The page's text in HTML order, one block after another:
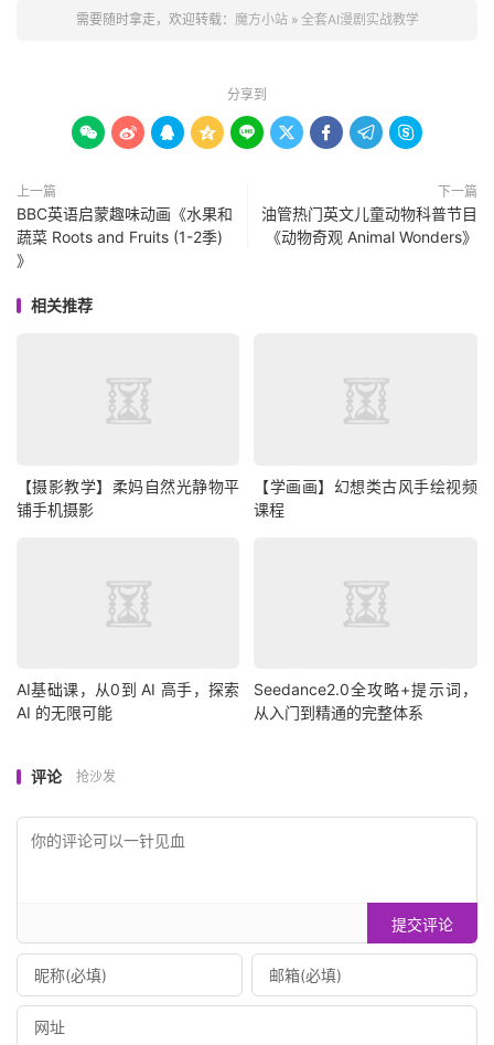
需要随时拿走，欢迎转载： 魔方小站» 全套AI漫剧实战教学
分享到
        
上一篇
BBC英语启蒙趣味动画《水果和
蔬菜 Roots and Fruits (1-2季)
》
下一篇
油管热门英文儿童动物科普节目
《动物奇观 Animal Wonders》
相关推荐
【摄影教学】柔妈自然光静物平
铺手机摄影
【学画画】幻想类古风手绘视频
课程
AI基础课，从0到 AI 高手，探索
AI 的无限可能
Seedance2.0全攻略+提示词，
从入门到精通的完整体系
评论 抢沙发
提交评论